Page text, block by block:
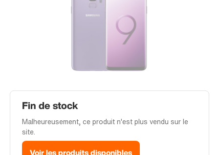
Fin de stock
Malheureusement, ce produit n'est plus vendu sur le
site.
Voir les produits disponibles